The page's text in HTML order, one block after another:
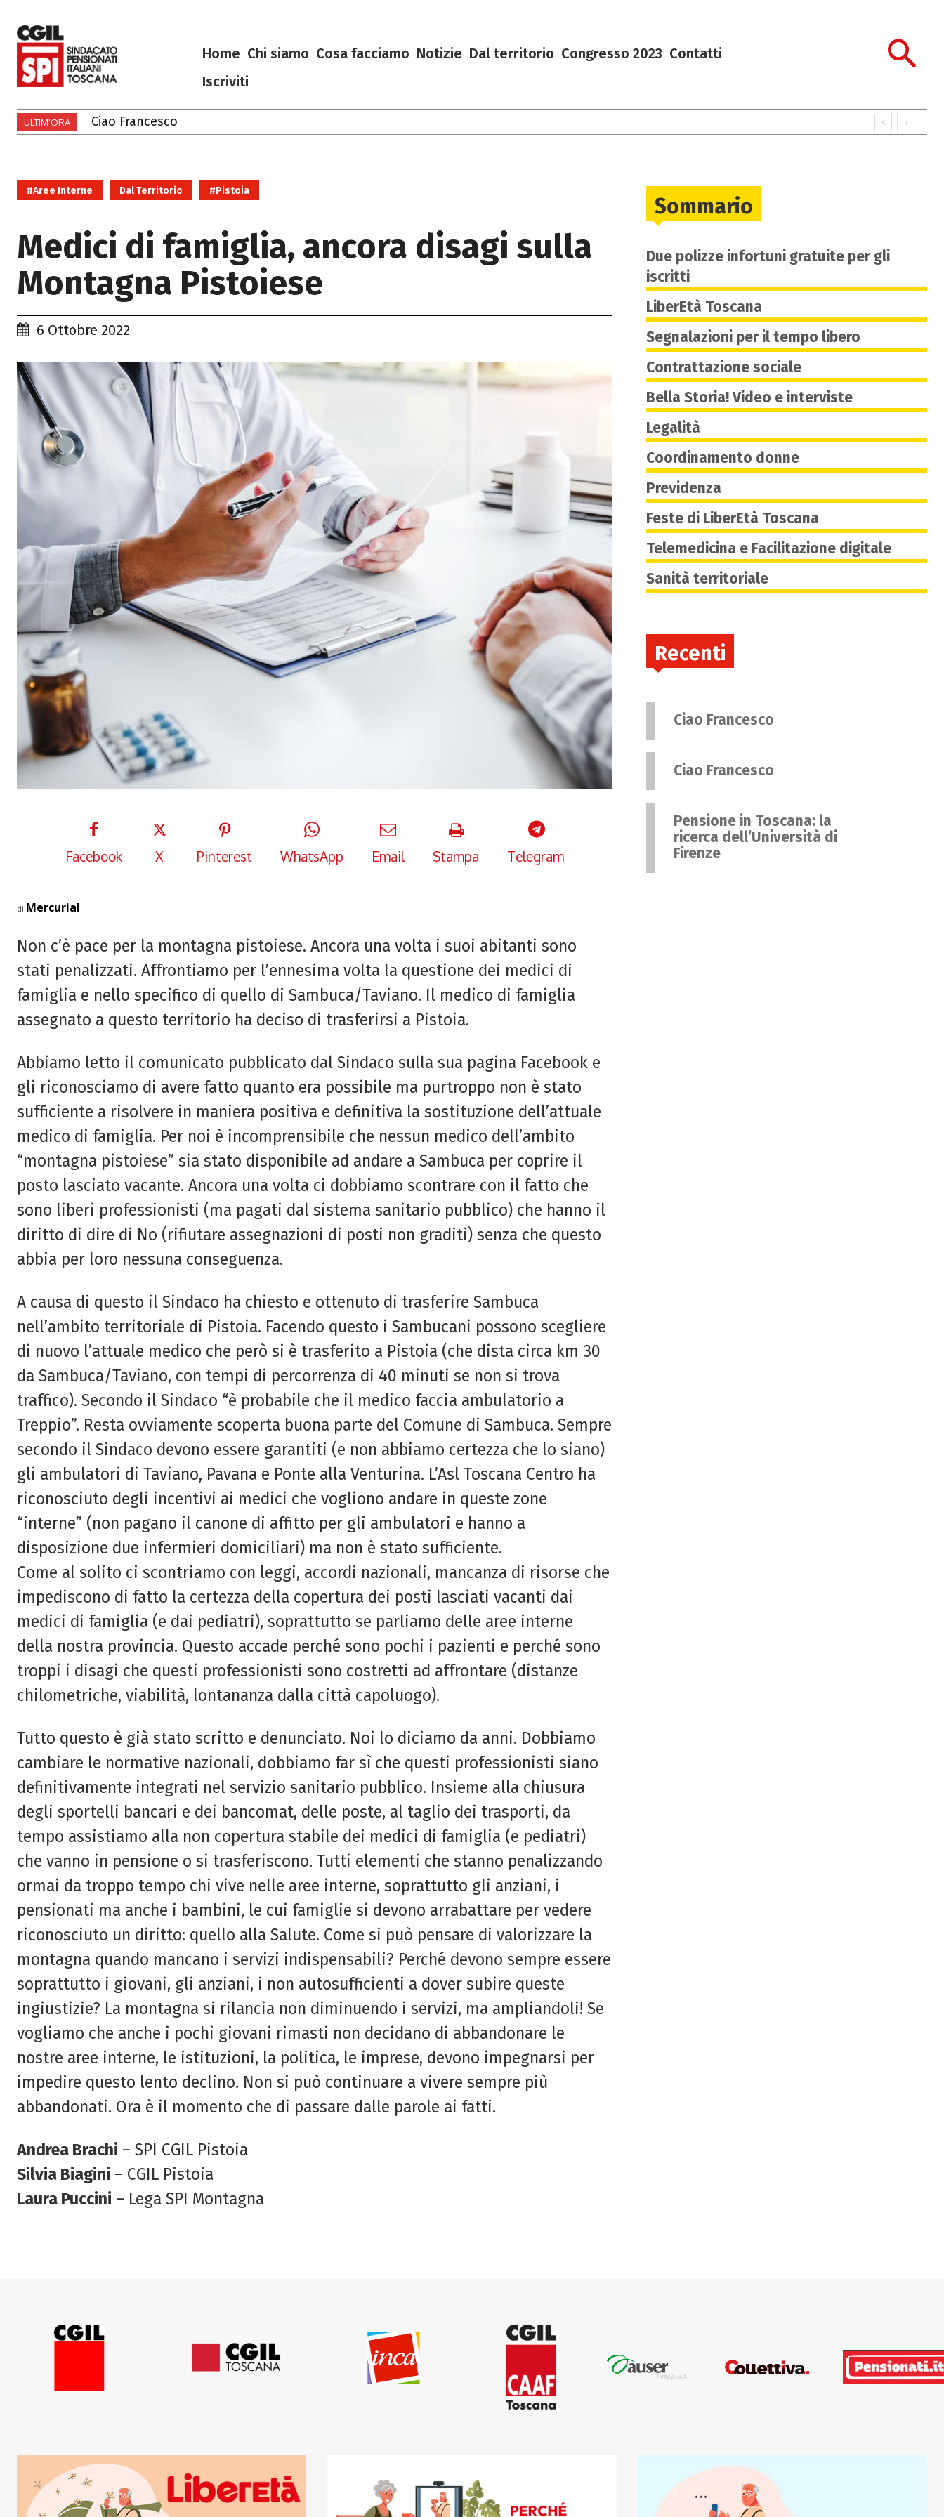
Home Chi siamo Cosa facciamo Notizie Dal territorio Congresso 2023 Contatti
Iscriviti
ULTIM'ORA Ciao Francesco
Ciao Francesco
#Aree Interne Dal Territorio #Pistoia
Medici di famiglia, ancora disagi sulla
Montagna Pistoiese
6 Ottobre 2022
Facebook X Pinterest WhatsApp Email Stampa Telegram
di Mercurial
Non c’è pace per la montagna pistoiese. Ancora una volta i suoi abitanti sono
stati penalizzati. Affrontiamo per l’ennesima volta la questione dei medici di
famiglia e nello specifico di quello di Sambuca/Taviano. Il medico di famiglia
assegnato a questo territorio ha deciso di trasferirsi a Pistoia.
Abbiamo letto il comunicato pubblicato dal Sindaco sulla sua pagina Facebook e
gli riconosciamo di avere fatto quanto era possibile ma purtroppo non è stato
sufficiente a risolvere in maniera positiva e definitiva la sostituzione dell’attuale
medico di famiglia. Per noi è incomprensibile che nessun medico dell’ambito
“montagna pistoiese” sia stato disponibile ad andare a Sambuca per coprire il
posto lasciato vacante. Ancora una volta ci dobbiamo scontrare con il fatto che
sono liberi professionisti (ma pagati dal sistema sanitario pubblico) che hanno il
diritto di dire di No (rifiutare assegnazioni di posti non graditi) senza che questo
abbia per loro nessuna conseguenza.
A causa di questo il Sindaco ha chiesto e ottenuto di trasferire Sambuca
nell’ambito territoriale di Pistoia. Facendo questo i Sambucani possono scegliere
di nuovo l’attuale medico che però si è trasferito a Pistoia (che dista circa km 30
da Sambuca/Taviano, con tempi di percorrenza di 40 minuti se non si trova
traffico). Secondo il Sindaco “è probabile che il medico faccia ambulatorio a
Treppio”. Resta ovviamente scoperta buona parte del Comune di Sambuca. Sempre
secondo il Sindaco devono essere garantiti (e non abbiamo certezza che lo siano)
gli ambulatori di Taviano, Pavana e Ponte alla Venturina. L’Asl Toscana Centro ha
riconosciuto degli incentivi ai medici che vogliono andare in queste zone
“interne” (non pagano il canone di affitto per gli ambulatori e hanno a
disposizione due infermieri domiciliari) ma non è stato sufficiente.
Come al solito ci scontriamo con leggi, accordi nazionali, mancanza di risorse che
impediscono di fatto la certezza della copertura dei posti lasciati vacanti dai
medici di famiglia (e dai pediatri), soprattutto se parliamo delle aree interne
della nostra provincia. Questo accade perché sono pochi i pazienti e perché sono
troppi i disagi che questi professionisti sono costretti ad affrontare (distanze
chilometriche, viabilità, lontananza dalla città capoluogo).
Tutto questo è già stato scritto e denunciato. Noi lo diciamo da anni. Dobbiamo
cambiare le normative nazionali, dobbiamo far sì che questi professionisti siano
definitivamente integrati nel servizio sanitario pubblico. Insieme alla chiusura
degli sportelli bancari e dei bancomat, delle poste, al taglio dei trasporti, da
tempo assistiamo alla non copertura stabile dei medici di famiglia (e pediatri)
che vanno in pensione o si trasferiscono. Tutti elementi che stanno penalizzando
ormai da troppo tempo chi vive nelle aree interne, soprattutto gli anziani, i
pensionati ma anche i bambini, le cui famiglie si devono arrabattare per vedere
riconosciuto un diritto: quello alla Salute. Come si può pensare di valorizzare la
montagna quando mancano i servizi indispensabili? Perché devono sempre essere
soprattutto i giovani, gli anziani, i non autosufficienti a dover subire queste
ingiustizie? La montagna si rilancia non diminuendo i servizi, ma ampliandoli! Se
vogliamo che anche i pochi giovani rimasti non decidano di abbandonare le
nostre aree interne, le istituzioni, la politica, le imprese, devono impegnarsi per
impedire questo lento declino. Non si può continuare a vivere sempre più
abbandonati. Ora è il momento che di passare dalle parole ai fatti.
Andrea Brachi – SPI CGIL Pistoia
Silvia Biagini – CGIL Pistoia
Laura Puccini – Lega SPI Montagna
Sommario
Due polizze infortuni gratuite per gli
iscritti
LiberEtà Toscana
Segnalazioni per il tempo libero
Contrattazione sociale
Bella Storia! Video e interviste
Legalità
Coordinamento donne
Previdenza
Feste di LiberEtà Toscana
Telemedicina e Facilitazione digitale
Sanità territoriale
Recenti
Ciao Francesco
Ciao Francesco
Pensione in Toscana: la
ricerca dell’Università di
Firenze